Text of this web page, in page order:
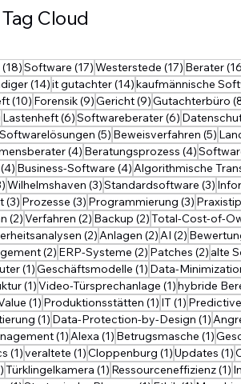
Tag Cloud
(18)18 Beiträge
Software (17)17 Beiträge
Westerstede (17) 17 Beiträge
Berater
(14)14 Beiträge
it gutachter(14)14 Beiträge
kaufmännische
(10) 10 Beiträge
Forensik(9)9 Beiträge
Gericht(9)9 Beiträge
Gutachterbüro
7 Beiträge
Lastenheft(6)6 Beiträge
Softwareberater(6) 6 Beiträge
5 Beiträge
Softwarelösungen (5) 5 Beiträge
Beweisverfahren (5) 5
(4) 4 Beiträge
Beratungsprozess (4)4
(4) 4 Beiträge
Business-Software (4) 4 Beiträge
Algorithmische
3 Beiträge
Wilhelmshaven (3)3 Beiträge
Standardsoftware (3) 3
(3) 3 Beiträge
Prozesse (3) 3 Beiträge
Programmierung (3) 3
(2)2 Beiträge
Verfahren (2) 2 Beiträge
Backup (2)2 Beiträge
Total-Cost-of-
(2) 2 Beiträge
Anlagen (2) 2 Beiträge
AI (2) 2 Beiträge
(2) 2 Beiträge
ERP-Systeme (2) 2 Beiträge
Patches (2) 2
alte
(1)1 Beitrag
Geschäftsmodelle (1) 1 Beitrag
Data-
(1)1 Beitrag
Video-Türsprechanlage (1)1 Beitrag
hybride
(1) 1 Beitrag
Produktionsstätten (1) 1 Beitrag
IT (1) 1 Beitrag
(1) 1 Beitrag
Data-Protection-by-Design (1) 1
(1) 1 Beitrag
Alexa (1) 1 Beitrag
Betrugsmasche (1)1
(1)1 Beitrag
veraltete (1)1 Beitrag
Cloppenburg (1)1 Beitrag
Updates (1)
1 Beitrag
Türklingelkamera (1) 1 Beitrag
Ressourceneffizienz(1)